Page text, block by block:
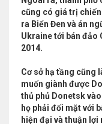
cũng có giá trị
ra Biển Đen và án
Ukraine tới bán đảo
2014.
Cơ sở hạ tầng cũng
muốn giành được
thủ phủ Donetsk
họ phải đối mặt với
hiện đại và thuận